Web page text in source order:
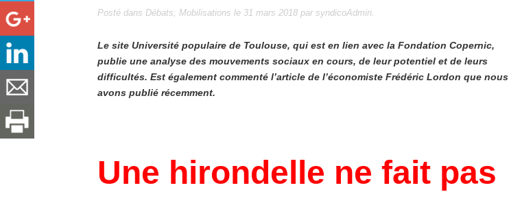
Posté dans Débats, Mobilisations le 31 mars 2018 par syndicoAdmin.
Le site Université populaire de Toulouse, qui est en lien avec la Fondation Copernic,
publie une analyse des mouvements sociaux en cours, de leur potentiel et de leurs
difficultés. Est également commenté l’article de l’économiste Frédéric Lordon que nous
avons publié récemment.
Une hirondelle ne fait pas